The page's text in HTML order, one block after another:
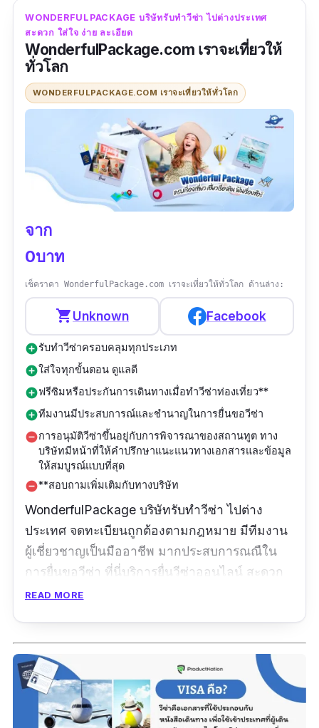
และใส่ใจตั้งแต่ขั้นตอนการตรวจสอบเอกสาร ยื่น
เอกสาร ให้คำแนะนำ ติดตามผล ตลอดจนได้รับผล
วีซ่าจากทางสถานทูต นกจากนนี้ยังจำหน่ายตั๋ว
เครื่องบิน ทั่วโลกราคาพิเศษ ทั้งตั๋วเดี่ยว และตั๋ว
สำหรับหมู่คณะ รับจองโรงเเรม ทั่วโลก จำหน่าย
ประกันภัยการเดินทาง บอกเลยจะไปต่างประเทศ
ทั้งทีมาที่นี่ ครบ จบ แน่นอนค่ะ
ข้อมูลเฉพาะ
Contact : https://page.line.me/rsgtour?
openQrModal=true
เบอร์โทร :
จันทร์ - ศุกร์ 08:30 - 18:00 น.
“ทัวร์มาตราฐานแห่งหนึ่งของวงการท่อง
เที่ยวเมืองไทย ทำทัวร์มาเกือบห้าสิบปี รับผิดชอบ
มั่นคง ซื่อสัตย์ ไว้ใจได้ ไม่ผิดหวังครับ”
WONDERFULPACKAGE บริษัทรับทําวีซ่า ไปต่างประเทศ
สะดวก ใส่ใจ ง่าย ละเอียด
WonderfulPackage.com เราจะเที่ยวให้
ทั่วโลก
WONDERFULPACKAGE.COM เราจะเที่ยวให้ทั่วโลก
จาก
0บาท
เช็คราคา WonderfulPackage.com เราจะเที่ยวให้ทั่วโลก ด้านล่าง:
shopping_cartUnknown Facebook
add_circleรับทำวีซ่าครอบคลุมทุกประเภท
add_circleใส่ใจทุกขั้นตอน ดูแลดี
add_circleฟรีซิมหรือประกันการเดินทางเมื่อทำวีซ่าท่องเที่ยว**
add_circleทีมงานมีประสบการณ์และชำนาญในการยื่นขอวีซ่า
remove_circleการอนุมัติวีซ่าขึ้นอยู่กับการพิจารณาของสถานทูต ทาง
บริษัทมีหน้าที่ให้คำปรึกษาแนะแนวทางเอกสารและข้อมูล
ให้สมบูรณ์แบบที่สุด
remove_circle**สอบถามเพิ่มเติมกับทางบริษัท
WonderfulPackage บริษัทรับทําวีซ่า ไปต่าง
ประเทศ จดทะเบียนถูกต้องตามกฎหมาย มีทีมงาน
ผู้เชี่ยวชาญเป็นมืออาชีพ มากประสบการณณืใน
การยื่นขอวีซ่า ที่นี่บริการยื่นวีซ่าออนไลน์ สะดวก
ง่าย ใส่ใจทุกขั้นตอน รายงานละเอียดตลอดขั้น
เอกสารการทำงานในประเทศนั้น ๆ เอกสารสำหรับ
นักเรียน ฯลฯ สำหรับวีซ่าท่องเที่ยว รับฟรีประกัน
การเดินทางหรือ รับซิมเน็ต ในประเทศนั้น ๆ ฟรีได้
เลย
READ MORE